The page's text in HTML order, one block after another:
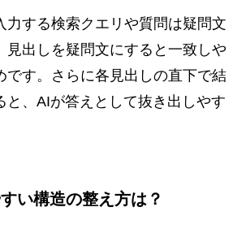
力する検索クエリや質問は疑問文
見出しを疑問文にすると一致しや
です。さらに各見出しの直下で結
と、AIが答えとして抜き出しやす
い構造の整え方は？